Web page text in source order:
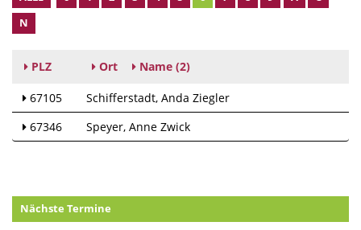
N
PLZ Ort Name (2)
67105 Schifferstadt Anda Ziegler
67346
Speyer Anne Zwick
Nächste Termine